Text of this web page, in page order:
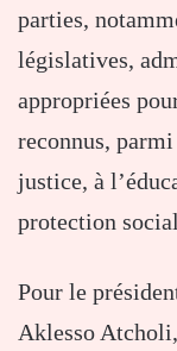
parties,
législatives,
appropriées
reconnus,
justice, à
protection
Pour le
Aklesso